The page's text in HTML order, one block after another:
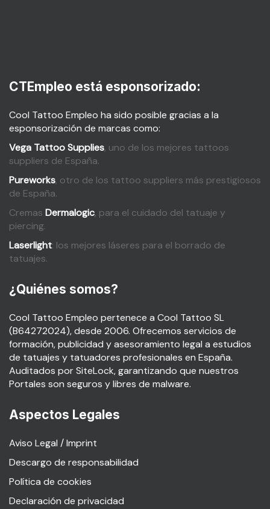
CTEmpleo está esponsorizado:
Cool Tattoo Empleo ha sido posible gracias a la
esponsorización de marcas como:
Vega Tattoo Supplies, uno de los mejores tattoos
suppliers de España.
Pureworks, otro de los tattoo suppliers más prestigiosos
de España.
Cremas Dermalogic, para el cuidado del tatuaje y
piercing.
Laserlight: los mejores láseres para el borrado de
tatuajes.
¿Quiénes somos?
Cool Tattoo Empleo pertenece a Cool Tattoo SL
(B64272024), desde 2006. Ofrecemos servicios de
formación, publicidad y asesoramiento legal a estudios
de tatuajes y tatuadores profesionales en España.
Auditados por SiteLock, garantizando que nuestros
Portales son seguros y libres de malware.
Aspectos Legales
Aviso Legal / Imprint
Descargo de responsabilidad
Política de cookies
Declaración de privacidad